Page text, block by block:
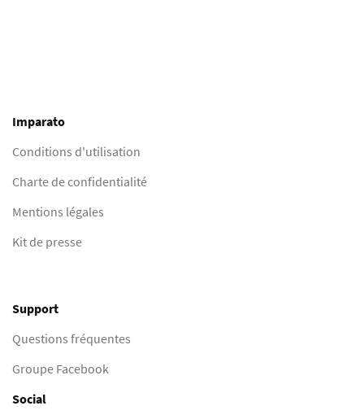
Imparato
Conditions d'utilisation
Charte de confidentialité
Mentions légales
Kit de presse
Support
Questions fréquentes
Groupe Facebook
Social